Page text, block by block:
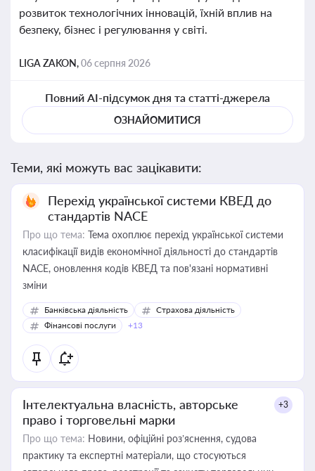
розвиток технологічних інновацій, їхній вплив на
безпеку, бізнес і регулювання у світі.
LIGA ZAKON,06 серпня 2026
Повний AI-підсумок дня та статті-джерела
ОЗНАЙОМИТИСЯ
Теми, які можуть вас зацікавити:
Перехід української системи КВЕД до
стандартів NACE
Про що тема: Тема охоплює перехід української системи
класифікації видів економічної діяльності до стандартів
NACE, оновлення кодів КВЕД та пов'язані нормативні
зміни
Банківська діяльність
Страхова діяльність
Фінансові послуги
+13
Інтелектуальна власність, авторське
право і торговельні марки
+3
Про що тема: Новини, офіційні роз’яснення, судова
практику та експертні матеріали, що стосуються